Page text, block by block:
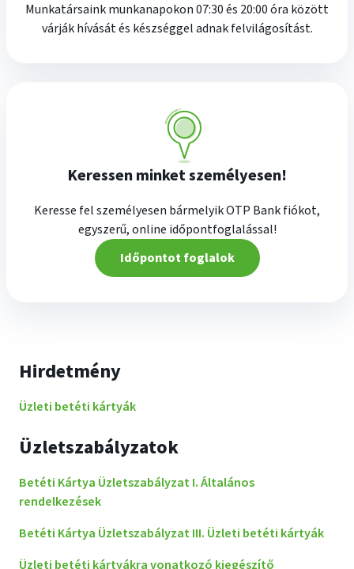
Munkatársaink munkanapokon 07:30 és 20:00 óra között
várják hívását és készséggel adnak felvilágosítást.
Keressen minket személyesen!
Keresse fel személyesen bármelyik OTP Bank fiókot,
egyszerű, online időpontfoglalással!
Időpontot foglalok
Hirdetmény
Üzleti betéti kártyák
Üzletszabályzatok
Betéti Kártya Üzletszabályzat I. Általános
rendelkezések
Betéti Kártya Üzletszabályzat III. Üzleti betéti kártyák
Üzleti betéti kártyákra vonatkozó kiegészítő